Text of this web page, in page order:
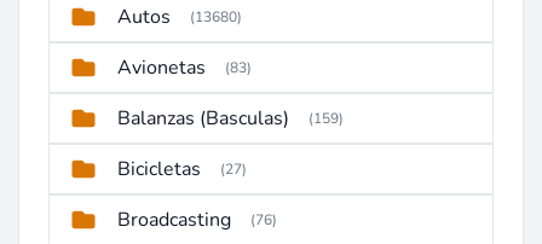
Autos (13680)
Avionetas (83)
Balanzas (Basculas) (159)
Bicicletas (27)
Broadcasting (76)